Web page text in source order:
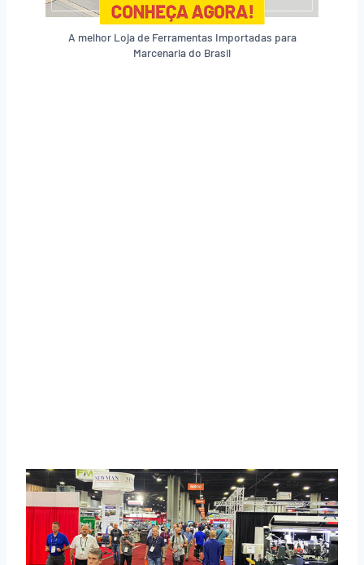
A melhor Loja de Ferramentas Importadas para
Marcenaria do Brasil